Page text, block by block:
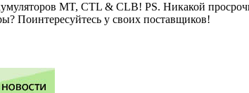
MT, CTL & CLB! PS. Никакой
Поинтересуйтесь у своих поставщиков!